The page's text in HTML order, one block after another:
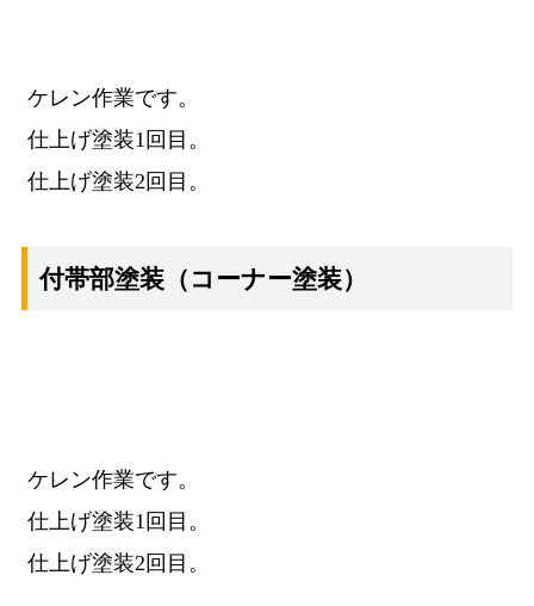
ケレン作業です。
仕上げ塗装1回目。
仕上げ塗装2回目。
付帯部塗装 （コーナー塗装）
ケレン作業です。
仕上げ塗装1回目。
仕上げ塗装2回目。